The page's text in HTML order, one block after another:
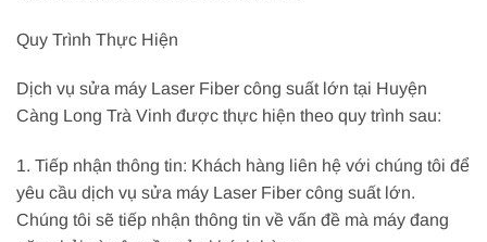
Quy Trình Thực Hiện
Dịch vụ sửa máy Laser Fiber công suất lớn tại Huyện
Càng Long Trà Vinh được thực hiện theo quy trình sau:
1. Tiếp nhận thông tin: Khách hàng liên hệ với chúng tôi để
yêu cầu dịch vụ sửa máy Laser Fiber công suất lớn.
Chúng tôi sẽ tiếp nhận thông tin về vấn đề mà máy đang